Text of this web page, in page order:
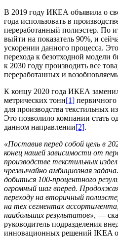
В 2019 году ИКЕА объявила о
года использовать в
переработанный полиэстер. По
выйти на показатель 90%, и
ускорении данного процесса.
перехода к безотходной модели
к 2030 году производить все
переработанных и
К концу 2020 года ИКЕА
метрических тонн[1] первичного
для производства текстильных
Это позволило компании стать
данном направлении[2].
«Поставив перед собой цель в
конец нашей зависимости от
производстве текстильных
чрезвычайно амбициозная
добиться 100-процентного
огромный шаг вперед.
переходу на вторичный
на тех сегментах
наибольших результатов», —
руководитель подразделения
инновационных решений IKEA